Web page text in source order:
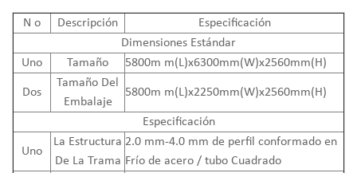
N o Descripción
Especificación
Dimensiones Estándar
Uno
Tamaño 5800m m(L)x6300mm(W)x2560mm(H)
Dos
Tamaño Del
Embalaje
5800m m(L)x2250mm(W)x2560mm(H)
Especificación
Uno
La Estructura
De La Trama
2.0 mm-4.0 mm de perfil conformado en
Frío de acero / tubo Cuadrado